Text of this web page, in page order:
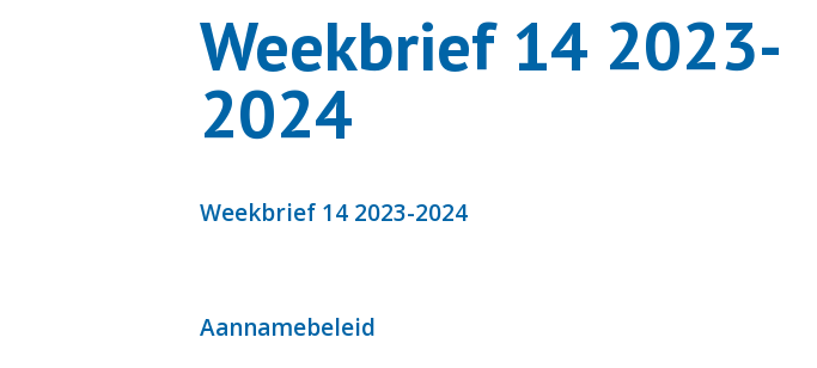
Weekbrief 14 2023-
2024
Weekbrief 14 2023-2024
Aannamebeleid